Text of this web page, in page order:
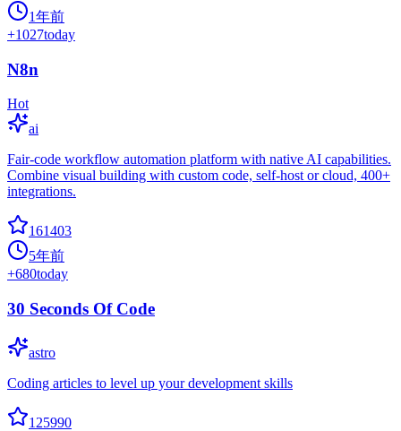
1年前
+1027today
N8n
Hot
ai
Fair-code workflow automation platform with native AI capabilities.
Combine visual building with custom code, self-host or cloud, 400+
integrations.
161403
5年前
+680today
30 Seconds Of Code
astro
Coding articles to level up your development skills
125990